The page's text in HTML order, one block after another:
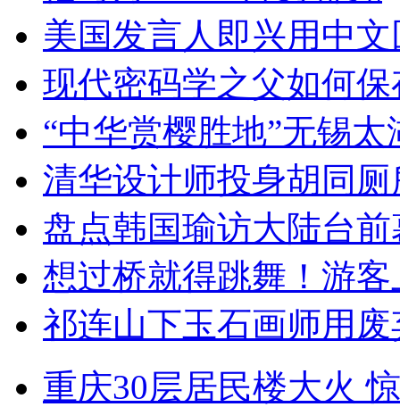
美国发言人即兴用中
现代密码学之父如何
“中华赏樱胜地”无锡
清华设计师投身胡同
盘点韩国瑜访大陆台
想过桥就得跳舞！游客
祁连山下玉石画师用
重庆30层居民楼大火